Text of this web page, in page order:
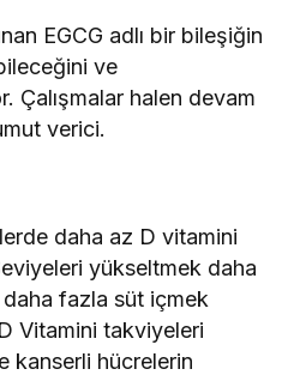
EGCG adlı bir bileşiğin
ve
Çalışmalar halen devam
verici.
daha az D vitamini
yükseltmek daha
fazla süt içmek
Vitamini takviyeleri
kanserli hücrelerin